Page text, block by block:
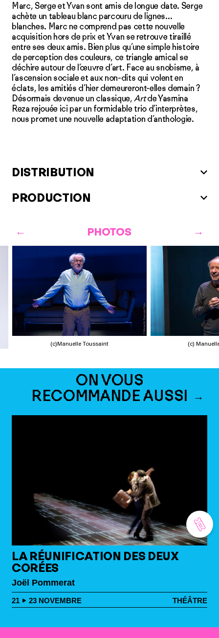
Marc, Serge et Yvan sont amis de longue date. Serge
achète un tableau blanc parcouru de lignes…
blanches. Marc ne comprend pas cette nouvelle
acquisition hors de prix et Yvan se retrouve tiraillé
entre ses deux amis. Bien plus qu’une simple histoire
de perception des couleurs, ce triangle amical se
déchire autour de l’œuvre d’art. Face au snobisme, à
l’ascension sociale et aux non-dits qui volent en
éclats, les amitiés d’hier demeureront-elles demain ?
Désormais devenue un classique,Artde Yasmina
Reza rejouée ici par un formidable trio d’interprètes,
nous promet une nouvelle adaptation d’anthologie.
DISTRIBUTION
PRODUCTION
PHOTOS
(c)Manuelle Toussaint (c)
ON VOUS
RECOMMANDE AUSSI
LA RÉUNIFICATION DES DEUX
CORÉES
Joël Pommerat
21 23 NOVEMBRE THÉÂTRE